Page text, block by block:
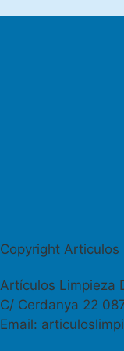
Copyright Articulos
Artículos Limpieza
C/ Cerdanya 22
Email: